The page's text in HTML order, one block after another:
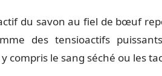
du savon au fiel de bœuf
des tensioactifs
compris le sang séché ou les